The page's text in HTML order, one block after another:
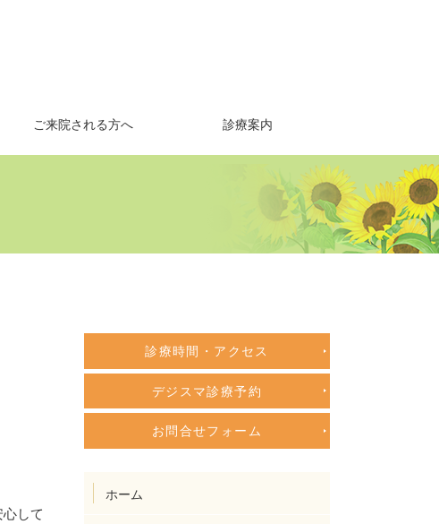
して
診療時間・アクセス
デジスマ診療予約
お問合せフォーム
ホーム
ご来院される方へ 診療案内